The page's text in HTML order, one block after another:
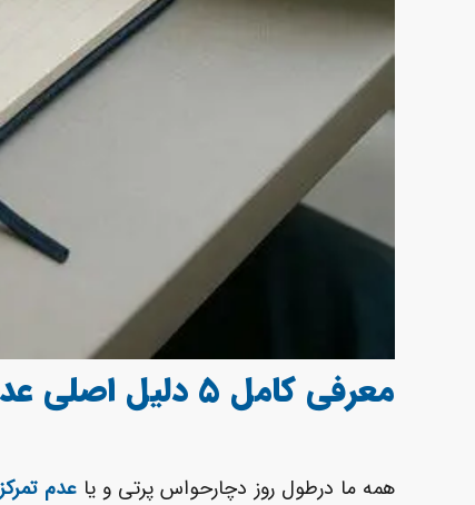
معرفی کامل 5 دلیل اصلی عدم تمرکز
همه ما درطول روز دچارحواس ­پرتی و یاعدم تمرکز